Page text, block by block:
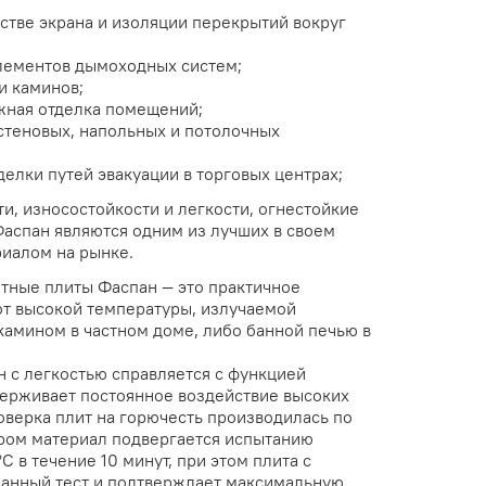
экрана и изоляции перекрытий вокруг
дымоходных систем;
каминов;
отделка помещений;
напольных и потолочных
путей эвакуации в торговых центрах;
износостойкости и легкости, огнестойкие
являются одним из лучших в своем
на рынке.
плиты Фаспан — это практичное
высокой температуры, излучаемой
в частном доме, либо банной печью в
с легкостью справляется с функцией
постоянное воздействие высоких
плит на горючесть производилась по
материал подвергается испытанию
в течение 10 минут, при этом плита с
тест и подтверждает максимальную